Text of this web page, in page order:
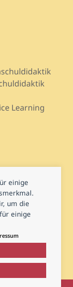
einige
um die
einige
Learning
und